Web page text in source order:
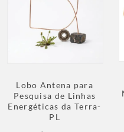
Lobo Antena para
Pesquisa de Linhas
Energéticas da Terra-
PL